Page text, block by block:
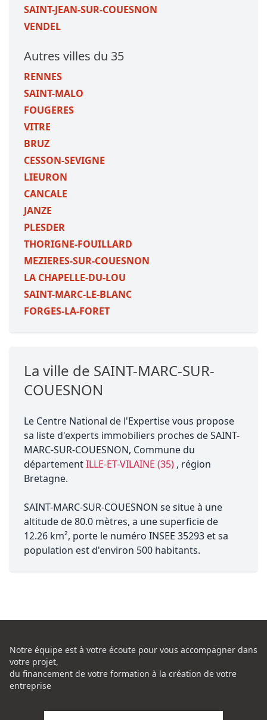
SAINT-JEAN-SUR-COUESNON
VENDEL
Autres villes du 35
RENNES
SAINT-MALO
FOUGERES
VITRE
BRUZ
CESSON-SEVIGNE
LIEURON
CANCALE
JANZE
PLESDER
THORIGNE-FOUILLARD
MEZIERES-SUR-COUESNON
LA CHAPELLE-DU-LOU
SAINT-MARC-LE-BLANC
FORGES-LA-FORET
La ville de SAINT-MARC-SUR-
COUESNON
Le Centre National de l'Expertise vous propose
sa liste d'experts immobiliers proches de SAINT-
MARC-SUR-COUESNON, Commune du
départementILLE-ET-VILAINE (35) , région
Bretagne.
SAINT-MARC-SUR-COUESNON se situe à une
altitude de 80.0 mètres, a une superficie de
12.26 km², porte le numéro INSEE 35293 et sa
population est d'environ 500 habitants.
Notre équipe est à votre écoute pour vous accompagner dans
votre projet,
du financement de votre formation à la création de votre
entreprise